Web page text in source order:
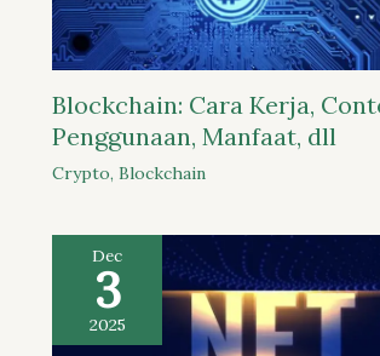
Blockchain: Cara Kerja,
Penggunaan, Manfaat, dll
Crypto, Blockchain
Dec
3
2025